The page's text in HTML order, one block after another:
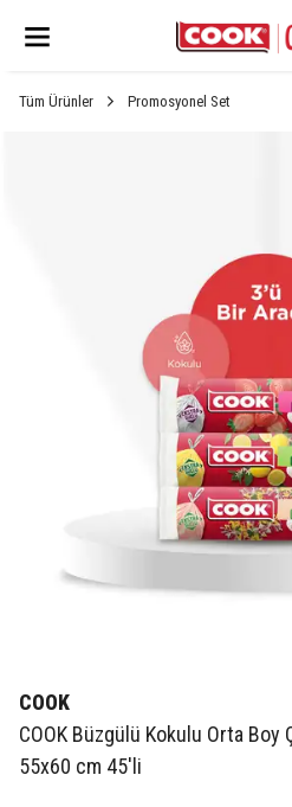
Tüm Ürünler Promosyonel Set
COOK
COOK Büzgülü Kokulu Orta Boy
55x60 cm 45'li